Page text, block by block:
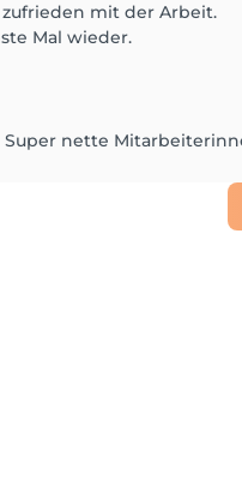
mit der Arbeit.
Mal wieder.
nette